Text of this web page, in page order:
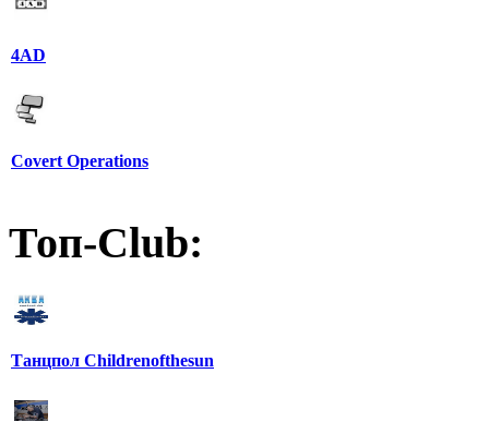
4AD
Covert Operations
Топ-Club:
Танцпол Childrenofthesun